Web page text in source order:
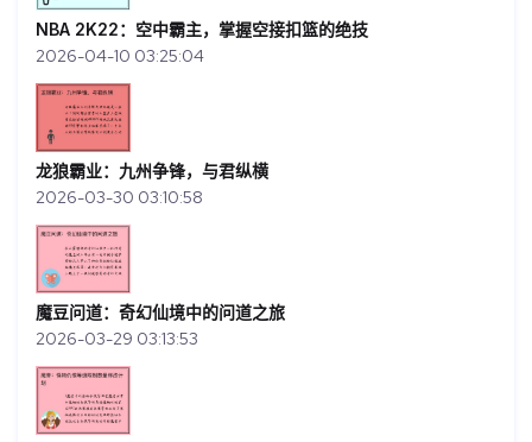
NBA 2K22：空中霸主，掌握空接扣篮的绝技
2026-04-10 03:25:04
龙狼霸业：九州争锋，与君纵横
2026-03-30 03:10:58
魔豆问道：奇幻仙境中的问道之旅
2026-03-29 03:13:53